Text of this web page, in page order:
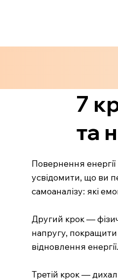
7
та
Повернення
усвідомити, що ви
самоаналізу: які
Другий крок —
напругу,
відновлення енергії.
Третій крок —